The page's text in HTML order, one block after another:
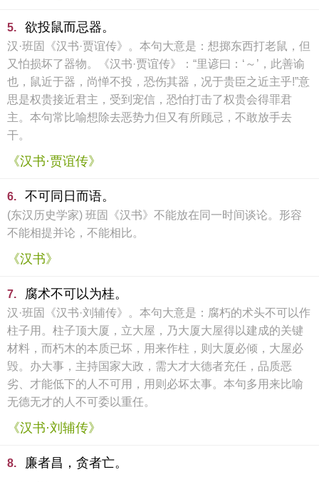
5. 欲投鼠而忌器。
汉·班固《汉书·贾谊传》。本句大意是：想掷东西打老鼠，但
又怕损坏了器物。《汉书·贾谊传》：“里谚曰：‘～’，此善谕
也，鼠近于器，尚惮不投，恐伤其器，况于贵臣之近主乎!”意
思是权贵接近君主，受到宠信，恐怕打击了权贵会得罪君
主。本句常比喻想除去恶势力但又有所顾忌，不敢放手去
干。
《汉书·贾谊传》
6. 不可同日而语。
(东汉历史学家) 班固《汉书》不能放在同一时间谈论。形容
不能相提并论，不能相比。
《汉书》
7. 腐术不可以为桂。
汉·班固《汉书·刘辅传》。本句大意是：腐朽的术头不可以作
柱子用。柱子顶大厦，立大屋，乃大厦大屋得以建成的关键
材料，而朽木的本质已坏，用来作柱，则大厦必倾，大屋必
毁。办大事，主持国家大政，需大才大德者充任，品质恶
劣、才能低下的人不可用，用则必坏太事。本句多用来比喻
无德无才的人不可委以重任。
《汉书·刘辅传》
8.
廉者昌，贪者亡。